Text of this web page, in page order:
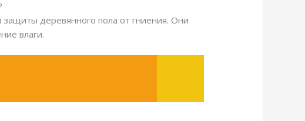
защиты деревянного пола от гниения. Они
влаги.